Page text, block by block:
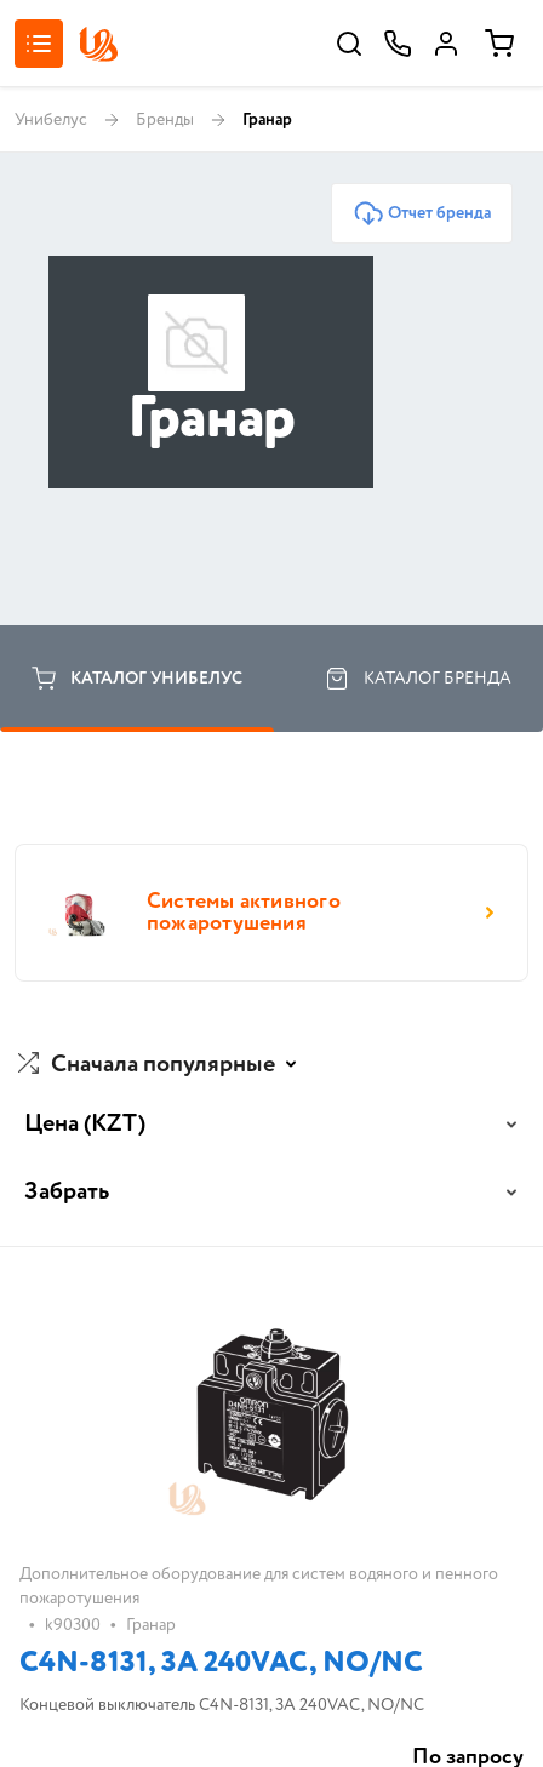
Унибелус Бренды Гранар
Отчет бренда
Гранар
КАТАЛОГ УНИБЕЛУС КАТАЛОГ БРЕНДА
Системы активного
пожаротушения
Сначала популярные
Цена(KZT)
Забрать
Дополнительное оборудование для систем водяного и пенного
пожаротушения
• k90300 • Гранар
С4N-8131, 3A 240VAC, NO/NC
Концевой выключатель С4N-8131, 3A 240VAC, NO/NC
По запросу